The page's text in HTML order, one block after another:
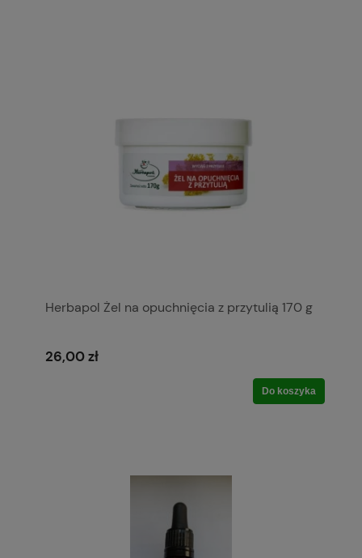
Herbapol Żel na opuchnięcia z przytulią 170 g
26,00 zł
Do koszyka